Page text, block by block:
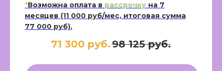
*Возможна оплата в рассрочку на 7
месяцев (11 000 руб/мес, итоговая сумма
77 000 руб).
71 300 руб.98 125 руб.